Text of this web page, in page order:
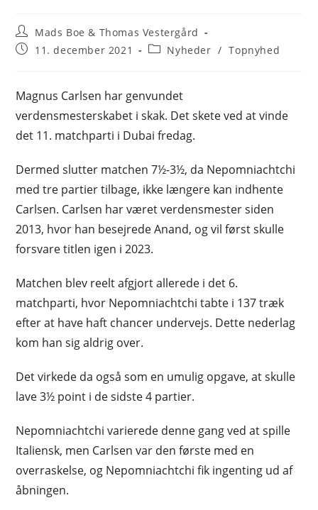
Post
author:
Mads Boe & Thomas Vestergård
Post11. december 2021
PostNyheder / Topnyhed
Magnus Carlsen har genvundet
verdensmesterskabet i skak. Det skete ved at vinde
det 11. matchparti i Dubai fredag.
Dermed slutter matchen 7½-3½, da Nepomniachtchi
med tre partier tilbage, ikke længere kan indhente
Carlsen. Carlsen har været verdensmester siden
2013, hvor han besejrede Anand, og vil først skulle
forsvare titlen igen i 2023.
Matchen blev reelt afgjort allerede i det 6.
matchparti, hvor Nepomniachtchi tabte i 137 træk
efter at have haft chancer undervejs. Dette nederlag
kom han sig aldrig over.
Det virkede da også som en umulig opgave, at skulle
lave 3½ point i de sidste 4 partier.
Nepomniachtchi varierede denne gang ved at spille
Italiensk, men Carlsen var den første med en
overraskelse, og Nepomniachtchi fik ingenting ud af
åbningen.